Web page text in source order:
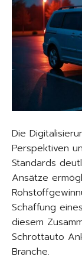
Die
Perspektiven
Standards
Ansätze
Schaffung
diesem
Schrottauto
Branche.